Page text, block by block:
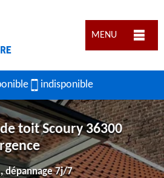
MENU
indisponible
toit Scoury 36300
dépannage 7j/7